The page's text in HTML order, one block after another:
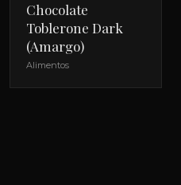
Chocolate
Toblerone Dark
(Amargo)
Alimentos